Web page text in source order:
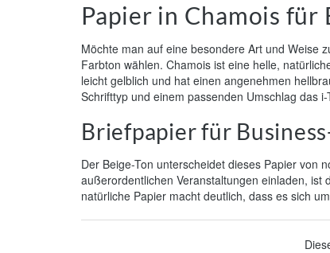
Papier in Chamois
Möchte man auf eine besondere Art und Weise
Farbton wählen. Chamois ist eine helle,
leicht gelblich und hat einen angenehmen
Schrifttyp und einem passenden Umschlag das
Briefpapier für
Der Beige-Ton unterscheidet dieses Papier von
außerordentlichen Veranstaltungen einladen,
natürliche Papier macht deutlich, dass es sich